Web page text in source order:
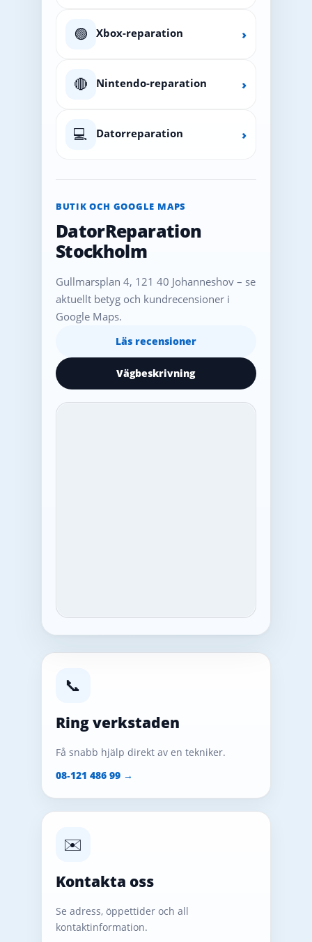
🟢 Xbox-reparation ›
🔴 Nintendo-reparation ›
💻 Datorreparation ›
BUTIK OCH GOOGLE MAPS
DatorReparation
Stockholm
Gullmarsplan 4, 121 40 Johanneshov – se
aktuellt betyg och kundrecensioner i
Google Maps.
Läs recensioner
Vägbeskrivning
📞
Ring verkstaden
Få snabb hjälp direkt av en tekniker.
08‑121 486 99 →
✉️
Kontakta oss
Se adress, öppettider och all
kontaktinformation.